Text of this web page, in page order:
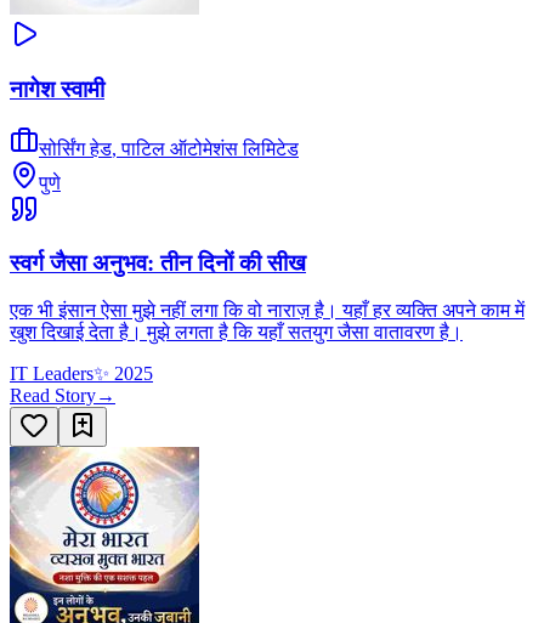
नागेश स्वामी
सोर्सिंग हेड,पाटिल ऑटोमेशंस लिमिटेड
पुणे
स्वर्ग जैसा अनुभव: तीन दिनों की सीख
एक भी इंसान ऐसा मुझे नहीं लगा कि वो नाराज़ है। यहाँ हर व्यक्ति अपने काम में
खुश दिखाई देता है। मुझे लगता है कि यहाँ सतयुग जैसा वातावरण है।
IT Leaders✨ 2025
Read Story→